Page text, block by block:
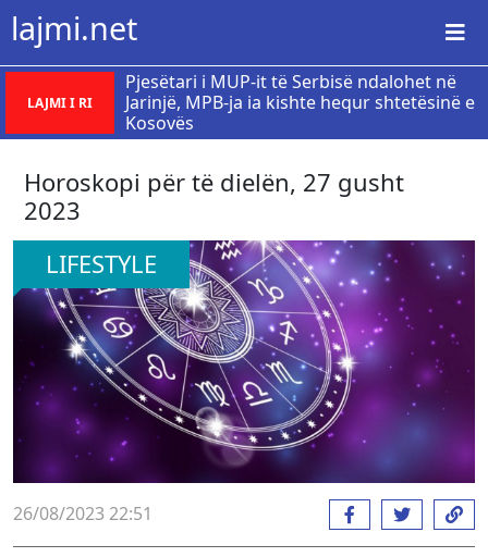
lajmi.net
LAJMI I RI
Pjesëtari i MUP-it të Serbisë ndalohet në
Jarinjë, MPB-ja ia kishte hequr shtetësinë e
Kosovës
Horoskopi për të dielën, 27 gusht
2023
LIFESTYLE
26/08/2023 22:51